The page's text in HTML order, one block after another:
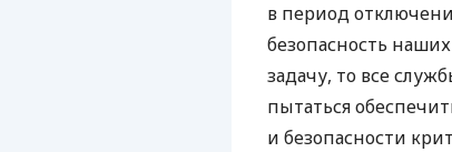
в период
безопасность
задачу, то все
пытаться
и безопасности